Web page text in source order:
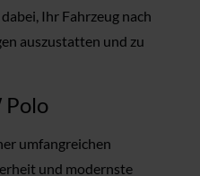
Ihr Fahrzeug nach
auszustatten und zu
Polo
umfangreichen
und modernste